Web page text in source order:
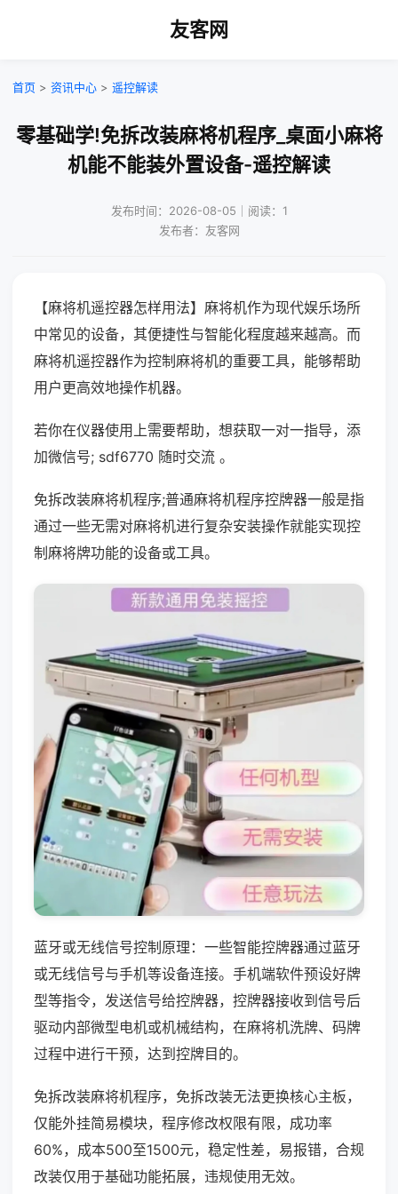
友客网
首页 > 资讯中心 > 遥控解读
零基础学!免拆改装麻将机程序_桌面小麻将
机能不能装外置设备-遥控解读
发布时间：2026-08-05｜阅读：1
发布者：友客网
【麻将机遥控器怎样用法】麻将机作为现代娱乐场所
中常见的设备，其便捷性与智能化程度越来越高。而
麻将机遥控器作为控制麻将机的重要工具，能够帮助
用户更高效地操作机器。
若你在仪器使用上需要帮助，想获取一对一指导，添
加微信号; sdf6770 随时交流 。
免拆改装麻将机程序;普通麻将机程序控牌器一般是指
通过一些无需对麻将机进行复杂安装操作就能实现控
制麻将牌功能的设备或工具。
蓝牙或无线信号控制原理：一些智能控牌器通过蓝牙
或无线信号与手机等设备连接。手机端软件预设好牌
型等指令，发送信号给控牌器，控牌器接收到信号后
驱动内部微型电机或机械结构，在麻将机洗牌、码牌
过程中进行干预，达到控牌目的。
免拆改装麻将机程序，免拆改装无法更换核心主板，
仅能外挂简易模块，程序修改权限有限，成功率
60%，成本500至1500元，稳定性差，易报错，合规
改装仅用于基础功能拓展，违规使用无效。